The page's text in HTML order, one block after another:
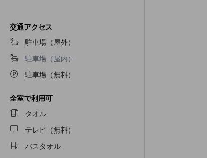
交通アクセス
駐車場（屋外）
駐車場（屋内）不可
駐車場（屋内）
駐車場（無料）
全室で利用可
タオル
テレビ（無料）
バスタオル